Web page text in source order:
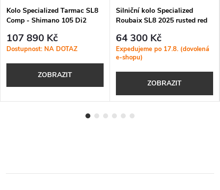
Kolo Specialized Tarmac SL8
Comp - Shimano 105 Di2
Silver Dust / Silver Dust
107 890 Kč
Dostupnost: NA DOTAZ
ZOBRAZIT
Silniční kolo Specialized
Roubaix SL8 2025 rusted red
64 300 Kč
Expedujeme po 17.8. (dovolená
e-shopu)
ZOBRAZIT